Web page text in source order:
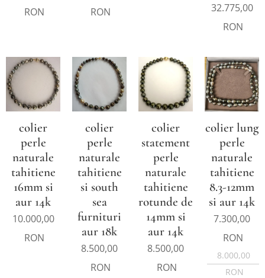
RON
RON
32.775,00
RON
colier
perle
naturale
tahitiene
16mm si
aur 14k
10.000,00
RON
colier
perle
naturale
tahitiene
si south
sea
furnituri
aur 18k
8.500,00
RON
colier
statement
perle
naturale
tahitiene
rotunde de
14mm si
aur 14k
8.500,00
RON
colier lung
perle
naturale
tahitiene
8.3-12mm
si aur 14k
7.300,00
RON
8.000,00
RON